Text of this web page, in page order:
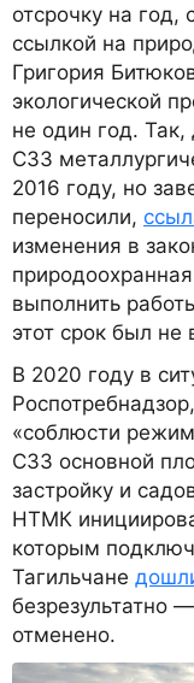
отсрочку на год,
ссылкой на
Григория
экологической
не один год. Так,
СЗЗ
2016 году, но
переносили,
изменения в
выполнить
этот срок был
В 2020 году в
Роспотребнадзор,
«соблюсти
СЗЗ основной
застройку и
НТМК
которым
Тагильчане
безрезультатно
отменено.